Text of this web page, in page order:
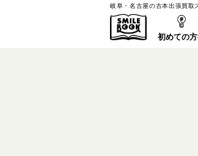
岐阜・名古屋の古本出張買取
初めての